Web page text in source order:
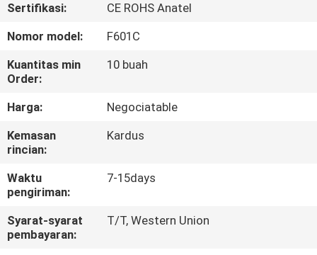
TUR
PABRIK
KONTROL
KUALITAS
HUBUNGI
KAMI
PERMINTAAN
Sertifikasi:
CE ROHS Anatel
Nomor model:
F601C
Kuantitas min
Order:
10 buah
Harga:
Negociatable
Kemasan
rincian:
Kardus
Waktu
pengiriman:
7-15days
Syarat-syarat
pembayaran:
T/T, Western Union